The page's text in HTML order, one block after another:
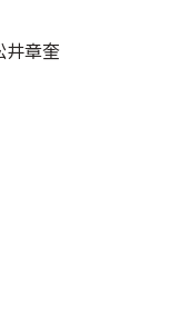
護者の方へ
井章奎